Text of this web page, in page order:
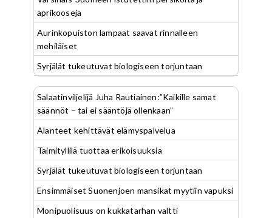
aprikooseja
Aurinkopuiston lampaat saavat rinnalleen
mehiläiset
Syrjälät tukeutuvat biologiseen torjuntaan
Salaatinviljelijä Juha Rautiainen:”Kaikille samat
säännöt – tai ei sääntöjä ollenkaan”
Alanteet kehittävät elämyspalvelua
Taimityllilä tuottaa erikoisuuksia
Syrjälät tukeutuvat biologiseen torjuntaan
Ensimmäiset Suonenjoen mansikat myytiin vapuksi
Monipuolisuus on kukkatarhan valtti